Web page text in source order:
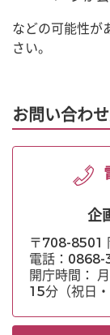
などの可能性が
さい。
お問い合わ
企
〒708-8501
電話：0868-
開庁時間：
15分（祝日